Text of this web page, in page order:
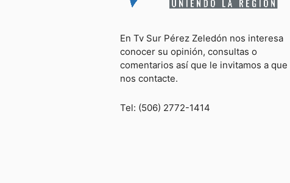
En Tv Sur Pérez Zeledón nos interesa
conocer su opinión, consultas o
comentarios así que le invitamos a que
nos contacte.
Tel: (506) 2772-1414